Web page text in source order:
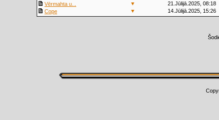
Vērmahta u...
▼
21.Jūlijā.2025, 08:18
Cope
▼ 14.Jūlijā.2025, 15:26